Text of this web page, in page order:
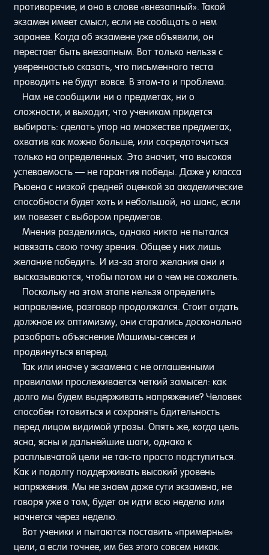
противоречие, и оно в слове «внезапный». Такой
экзамен имеет смысл, если не сообщать о нем
заранее. Когда об экзамене уже объявили, он
перестает быть внезапным. Вот только нельзя с
уверенностью сказать, что письменного теста
проводить не будут вовсе. В этом-то и проблема.
Нам не сообщили ни о предметах, ни о
сложности, и выходит, что ученикам придется
выбирать: сделать упор на множестве предметах,
охватив как можно больше, или сосредоточиться
только на определенных. Это значит, что высокая
успеваемость — не гарантия победы. Даже у класса
Рьюена с низкой средней оценкой за академические
способности будет хоть и небольшой, но шанс, если
им повезет с выбором предметов.
Мнения разделились, однако никто не пытался
навязать свою точку зрения. Общее у них лишь
желание победить. И из-за этого желания они и
высказываются, чтобы потом ни о чем не сожалеть.
Поскольку на этом этапе нельзя определить
направление, разговор продолжался. Стоит отдать
должное их оптимизму, они старались досконально
разобрать объяснение Машимы-сенсея и
продвинуться вперед.
Так или иначе у экзамена с не оглашенными
правилами прослеживается четкий замысел: как
долго мы будем выдерживать напряжение? Человек
способен готовиться и сохранять бдительность
перед лицом видимой угрозы. Опять же, когда цель
ясна, ясны и дальнейшие шаги, однако к
расплывчатой цели не так-то просто подступиться.
Как и подолгу поддерживать высокий уровень
напряжения. Мы не знаем даже сути экзамена, не
говоря уже о том, будет он идти всю неделю или
начнется через неделю.
Вот ученики и пытаются поставить «примерные»
цели, а если точнее, им без этого совсем никак.